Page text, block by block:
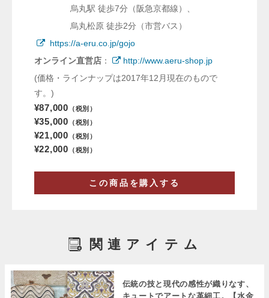
烏丸駅 徒歩7分（阪急京都線）、
烏丸松原 徒歩2分（市営バス）
https://a-eru.co.jp/gojo
オンライン直営店：
http://www.aeru-shop.jp
(価格・ラインナップは2017年12月現在のもので
す。)
¥87,000 （税別）
¥35,000 （税別）
¥21,000 （税別）
¥22,000 （税別）
この商品を購入する
関連アイテム
伝統の技と現代の感性が織りなす、
キュートでアートな革細工。【水金